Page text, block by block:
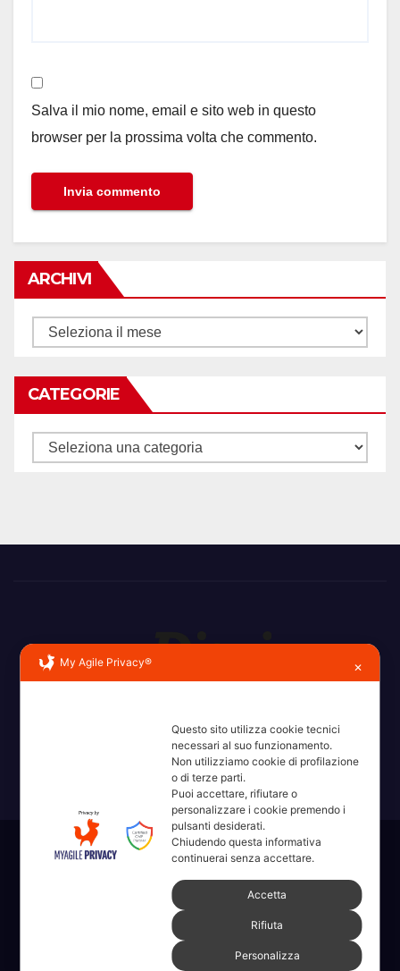
Salva il mio nome, email e sito web in questo
browser per la prossima volta che commento.
ARCHIVI
Archivi
CATEGORIE
Categorie
ricorda la domanda.
Sviluppato con orgoglio da WordPress|Tema: News Way di
Themeansar.
Amministrative 2022 sdc Categorie Chi Siamo
Erba 2022 Fare, Vedere, Sentire
My Agile Privacy® ✕
Questo sito utilizza cookie tecnici
necessari al suo funzionamento.
Non utilizziamo cookie di profilazione
o di terze parti.
Puoi accettare, rifiutare o
personalizzare i cookie premendo i
pulsanti desiderati.
Chiudendo questa informativa
continuerai senza accettare.
Accetta
Rifiuta
Personalizza